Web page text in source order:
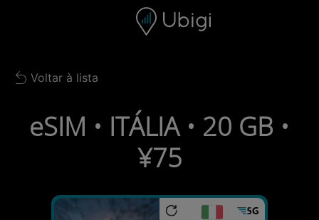
Barra de navegação
Back to list
Voltar à lista
eSIM • ITÁLIA • 20 GB •
¥75